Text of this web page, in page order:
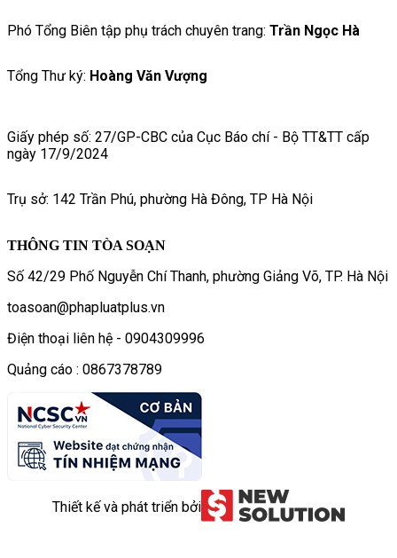
Phó Tổng Biên tập phụ trách chuyên trang: Trần Ngọc Hà
Tổng Thư ký: Hoàng Văn Vượng
Giấy phép số: 27/GP-CBC của Cục Báo chí - Bộ TT&TT cấp
ngày 17/9/2024
Trụ sở: 142 Trần Phú, phường Hà Đông, TP Hà Nội
THÔNG TIN TÒA SOẠN
Số 42/29 Phố Nguyễn Chí Thanh, phường Giảng Võ, TP. Hà Nội
toasoan@phapluatplus.vn
Điện thoại liên hệ - 0904309996
Quảng cáo : 0867378789
Thiết kế và phát triển bởi